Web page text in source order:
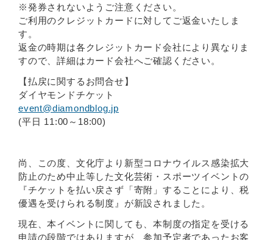
※発券されないようご注意ください。
ご利用のクレジットカードに対してご返金いたしま
す。
返金の時期は各クレジットカード会社により異なりま
すので、詳細はカード会社へご確認ください。
【払戻に関するお問合せ】
ダイヤモンドチケット
event@diamondblog.jp
(平日 11:00～18:00)
尚、この度、文化庁より新型コロナウイルス感染拡大
防止のため中止等した文化芸術・スポーツイベントの
『チケットを払い戻さず「寄附」することにより、税
優遇を受けられる制度』が新設されました。
現在、本イベントに関しても、本制度の指定を受ける
申請の段階ではありますが、参加予定者であったお客